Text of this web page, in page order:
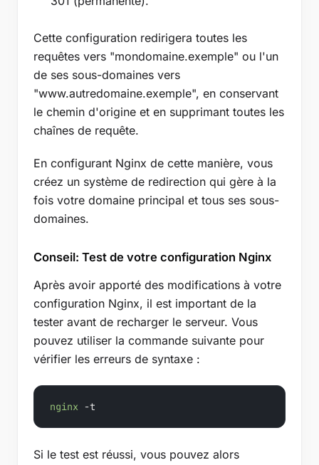
Cette configuration redirigera toutes les
requêtes vers "mondomaine.exemple" ou l'un
de ses sous-domaines vers
"www.autredomaine.exemple", en conservant
le chemin d'origine et en supprimant toutes les
chaînes de requête.
En configurant Nginx de cette manière, vous
créez un système de redirection qui gère à la
fois votre domaine principal et tous ses sous-
domaines.
Conseil: Test de votre configuration Nginx
Après avoir apporté des modifications à votre
configuration Nginx, il est important de la
tester avant de recharger le serveur. Vous
pouvez utiliser la commande suivante pour
vérifier les erreurs de syntaxe :
nginx -t
Si le test est réussi, vous pouvez alors